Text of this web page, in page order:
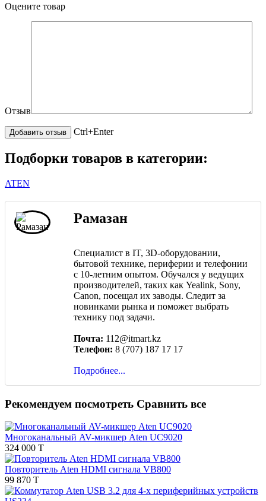
Оцените товар
Отзыв
Ctrl+Enter
Подборки товаров в категории:
ATEN
Рамазан
Специалист в IT, 3D-оборудовании,
бытовой технике, периферии и телефонии
с 10-летним опытом. Обучался у ведущих
производителей, таких как Yealink, Sony,
Canon, посещал их заводы. Следит за
новинками рынка и поможет выбрать
технику под задачи.
Почта: 112@itmart.kz
Телефон: 8 (707) 187 17 17
Подробнее...
Рекомендуем посмотреть Сравнить все
Многоканальный AV-микшер Aten UC9020
324 000 T
Повторитель Aten HDMI сигнала VB800
99 870 T